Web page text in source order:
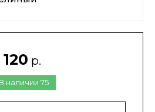
В наличии 75
120 р.